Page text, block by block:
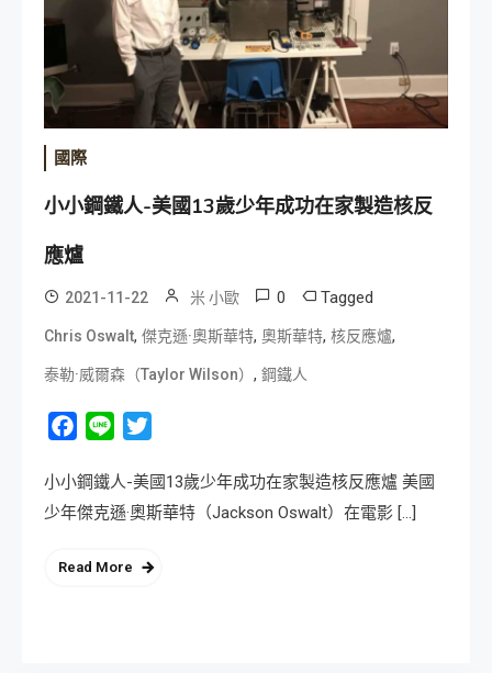
國際
小小鋼鐵人-美國13歲少年成功在家製造核反
應爐
2021-11-22 米 小歐 0 Tagged
Chris Oswalt, 傑克遜·奧斯華特, 奧斯華特, 核反應爐,
泰勒·威爾森（Taylor Wilson） , 鋼鐵人
Facebook
Line
小小鋼鐵人-美國13歲少年成功在家製造核反應爐 美國
少年傑克遜·奧斯華特（Jackson Oswalt）在電影 […]
Read More